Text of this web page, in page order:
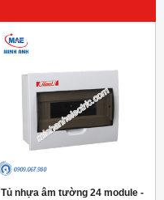
Tủ nhựa âm tường 24 module -